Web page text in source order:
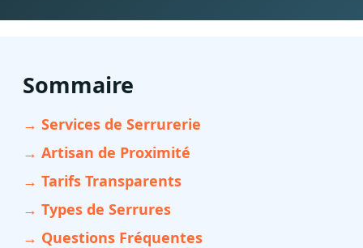
Sommaire
→ Services de Serrurerie
→ Artisan de Proximité
→ Tarifs Transparents
→ Types de Serrures
→ Questions Fréquentes